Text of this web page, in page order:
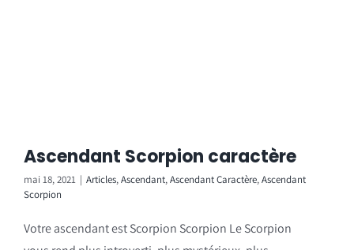
Ascendant Scorpion caractère
mai 18, 2021 | Articles,Ascendant,Ascendant Caractère,Ascendant
Scorpion
Votre ascendant est Scorpion Scorpion Le Scorpion